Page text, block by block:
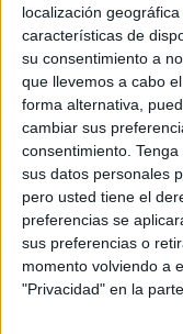
localización
características de
su consentimiento a
que llevemos a cabo
forma alternativa,
cambiar sus
consentimiento.
sus datos personales
pero usted tiene el
preferencias se
sus preferencias o
momento volviendo a
"Privacidad" en la
El equipo de la agencia
agencia de publicidad
creativos ejecutivos,
de arte, Gem Romero,
y Silvia Hernández,
directora creativa, Diego
de cuentas y Joan Mañé,
responsables son Xavier
de cuentas.